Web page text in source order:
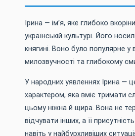
Ірина — ім’я, яке глибоко
українській культурі. Його
княгині. Воно було популярне у
милозвучності та глибокому
У народних уявленнях Ірина —
характером, яка вміє тримати
цьому ніжна й щира. Вона не
відчувати інших, а її
навіть у найбурхливіших